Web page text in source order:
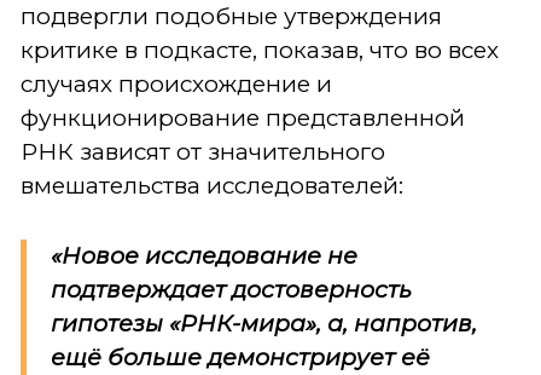
подвергли подобные утверждения
критике в подкасте, показав, что во всех
случаях происхождение и
функционирование представленной
РНК зависят от значительного
вмешательства исследователей:
«Новое исследование не
подтверждает достоверность
гипотезы «РНК-мира», а, напротив,
ещё больше демонстрирует её